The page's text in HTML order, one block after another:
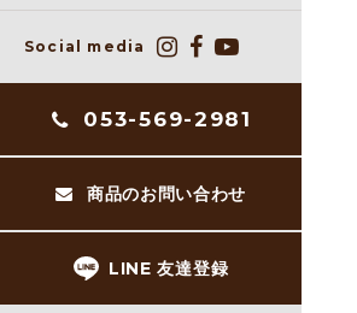
Social media
053-569-2981
商品のお問い合わせ
LINE 友達登録